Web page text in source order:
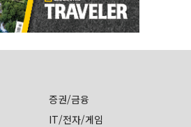
증권/금융
IT/전자/게임